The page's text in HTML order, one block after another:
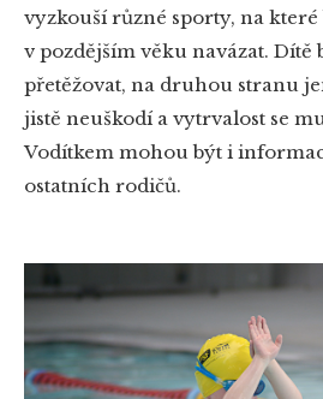
vyzkouší různé sporty, na
v pozdějším věku navázat. Dítě
přetěžovat, na druhou stranu
jistě neuškodí a vytrvalost se
Vodítkem mohou být i
ostatních rodičů.